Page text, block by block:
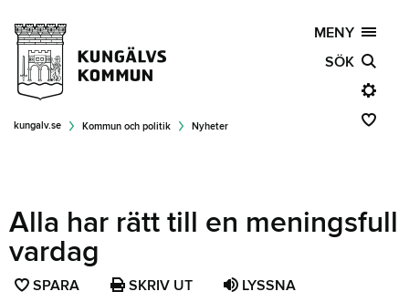
MENY
SÖK
kungalv.se Kommun och politik Nyheter
Alla har rätt till en meningsfull
vardag
SPARA SPARA SKRIV UT LYSSNA